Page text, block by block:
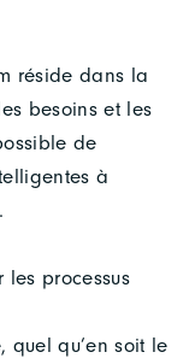
réside dans la
besoins et les
de
à
les processus
quel qu’en soit le